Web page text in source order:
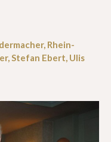
, Rhein-
,Stefan Ebert, Ulis